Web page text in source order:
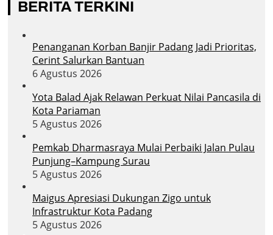
BERITA TERKINI
Penanganan Korban Banjir Padang Jadi Prioritas,
Cerint Salurkan Bantuan
6 Agustus 2026
Yota Balad Ajak Relawan Perkuat Nilai Pancasila di
Kota Pariaman
5 Agustus 2026
Pemkab Dharmasraya Mulai Perbaiki Jalan Pulau
Punjung–Kampung Surau
5 Agustus 2026
Maigus Apresiasi Dukungan Zigo untuk
Infrastruktur Kota Padang
5 Agustus 2026